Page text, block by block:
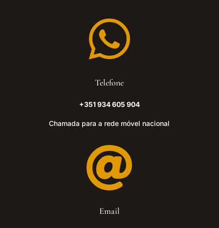

Telefone
+351 934 605 904
Chamada para a rede móvel nacional

Email